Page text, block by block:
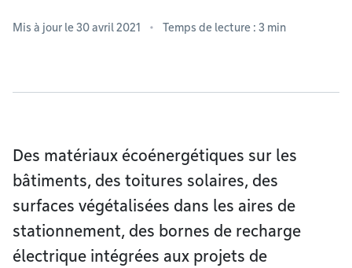
Mis à jour le 30 avril 2021 Temps de lecture : 3 min
Des matériaux écoénergétiques sur les
bâtiments, des toitures solaires, des
surfaces végétalisées dans les aires de
stationnement, des bornes de recharge
électrique intégrées aux projets de